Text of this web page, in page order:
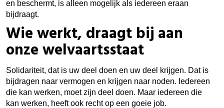
en beschermt, is alleen mogelijk als iedereen eraan
bijdraagt.
Wie werkt, draagt bij aan
onze welvaartsstaat
Solidariteit, dat is uw deel doen en uw deel krijgen. Dat is
bijdragen naar vermogen en krijgen naar noden. Iedereen
die kan werken, moet zijn deel doen. Maar iedereen die
kan werken, heeft ook recht op een goeie job.